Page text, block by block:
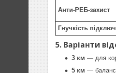
Анти-РЕБ-захист
Гнучкість
5. Варіанти
3 км — для
5 км — баланс